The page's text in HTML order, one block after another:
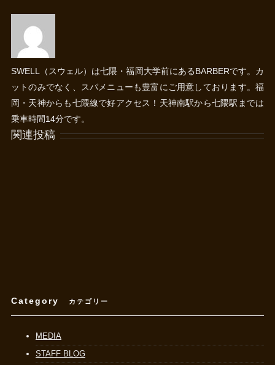
SWELL（スウェル）は七隈・福岡大学前にあるBARBERです。カ
ットのみでなく、スパメニューも豊富にご用意しております。福
岡・天神からも七隈線で好アクセス！天神南駅から七隈駅までは
乗車時間14分です。
関連投稿
Category カテゴリー
MEDIA
STAFF BLOG